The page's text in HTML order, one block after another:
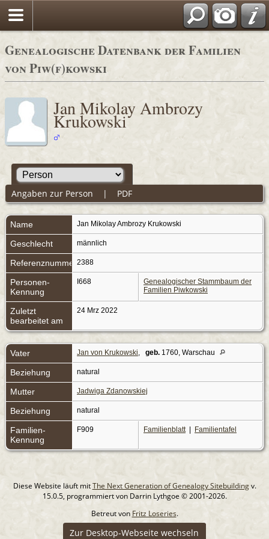
Genealogische Datenbank der Familien
von Piw(f)kowski
Jan Mikolay Ambrozy
Krukowski
Angaben zur Person | PDF
Name Jan Mikolay Ambrozy Krukowski
Geschlecht männlich
Referenznummer 2388
Personen-
Kennung
I668
Genealogischer Stammbaum der
Familien Piwkowski
Zuletzt
bearbeitet am
24 Mrz 2022
Vater Jan von Krukowski geb. 1760, Warschau
Beziehung natural
Mutter Jadwiga Zdanowskiej
Beziehung natural
Familien-
Kennung
F909 Familienblatt| Familientafel
Diese Website läuft mitThe Next Generation of Genealogy Sitebuildingv.
15.0.5, programmiert von Darrin Lythgoe © 2001-2026.
Betreut von Fritz Loseries.
Zur Desktop-Webseite wechseln